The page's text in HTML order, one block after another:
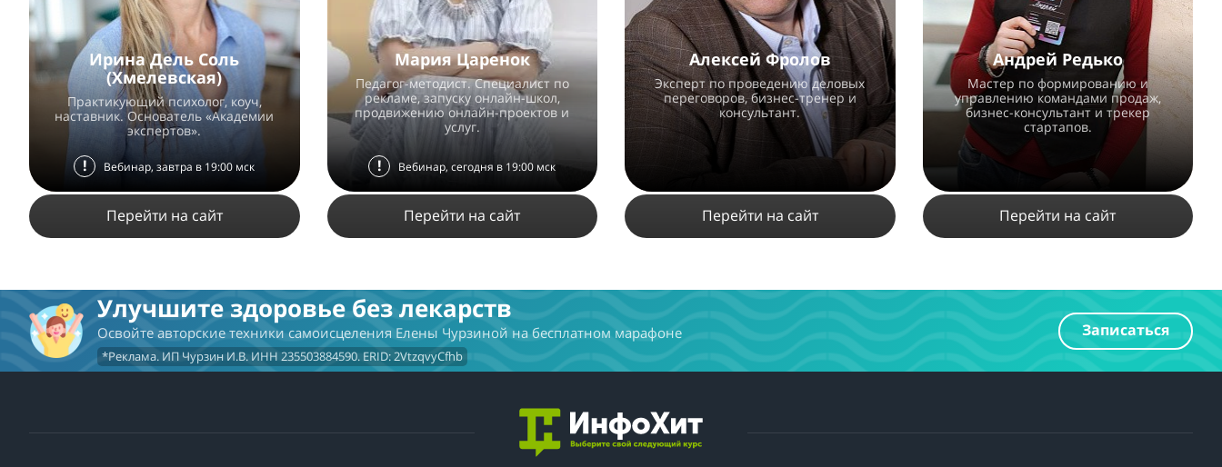
Ирина Дель Соль
(Хмелевская)
Практикующий психолог, коуч,
наставник. Основатель «Академии
экспертов».
4744 18 2
ПОДРОБНЕЕ
! Вебинар, завтра в 19:00 мск
Перейти на сайт
Мария Царенок
Педагог-методист. Специалист по
рекламе, запуску онлайн-школ,
продвижению онлайн-проектов и
услуг.
ПОДРОБНЕЕ
! Вебинар, сегодня в 19:00 мск
Перейти на сайт
Алексей Фролов
Эксперт по проведению деловых
переговоров, бизнес-тренер и
консультант.
Перейти на сайт
Андрей Редько
Мастер по формированию и
управлению командами продаж,
бизнес-консультант и трекер
стартапов.
ПОДРОБНЕЕ
Перейти на сайт
Улучшите здоровье без лекарств
Освойте авторские техники самоисцеления Елены Чурзиной на бесплатном марафоне
*Реклама. ИП Чурзин И.В. ИНН 235503884590. ERID: 2VtzqvyCfhb
Записаться